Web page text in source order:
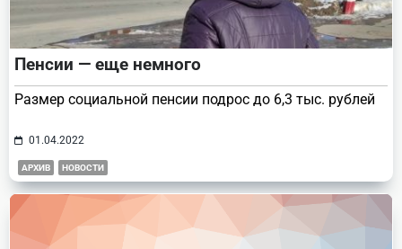
Пенсии — еще немного
Размер социальной пенсии подрос до 6,3 тыс. рублей
01.04.2022
АРХИВ НОВОСТИ